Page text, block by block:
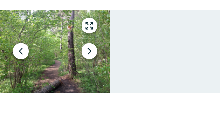
Gå
till
helskärmsläge
Föregående
bild
Nästa
bildspel